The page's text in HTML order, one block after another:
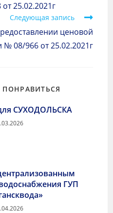
25.02.2021г
Следующая запись
ценовой
08/966 от 25.02.2021г
СУХОДОЛЬСКА
ГУП